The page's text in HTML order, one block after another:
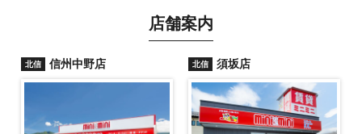
店舗案内
北信 信州中野店 北信 須坂店